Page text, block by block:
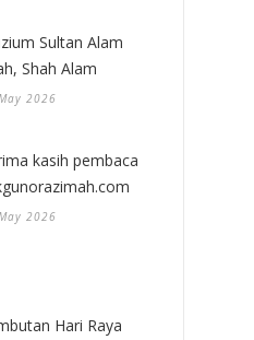
Sultan Alam
Shah Alam
2026
kasih pembaca
2026
Hari Raya